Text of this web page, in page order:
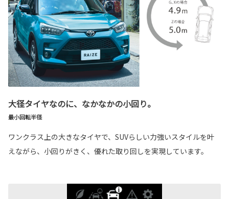
大径タイヤなのに、なかなかの小回り。
最小回転半径
ワンクラス上の大きなタイヤで、SUVらしい力強いスタイルを叶
えながら、小回りがきく、優れた取り回しを実現しています。